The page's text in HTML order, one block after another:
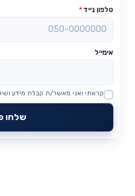
טלפון נייד *
אימייל
Website
קראתי ואני מאשר/ת קבלת מידע
שלחו